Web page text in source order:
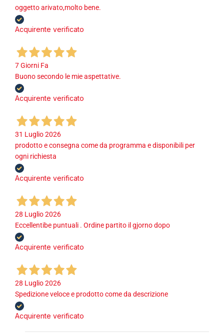
oggetto arivato,molto bene.
Acquirente verificato
7 Giorni Fa
Buono secondo le mie aspettative.
Acquirente verificato
31 Luglio 2026
prodotto e consegna come da programma e disponibili per
ogni richiesta
Acquirente verificato
28 Luglio 2026
Eccellentibe puntuali . Ordine partito il gjorno dopo
Acquirente verificato
28 Luglio 2026
Spedizione veloce e prodotto come da descrizione
Acquirente verificato